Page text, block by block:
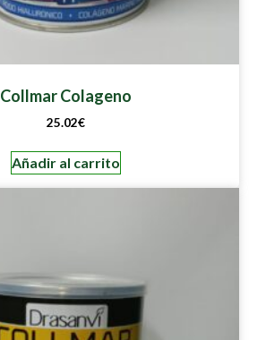
Collmar Colageno
25.02€
Añadir al carrito